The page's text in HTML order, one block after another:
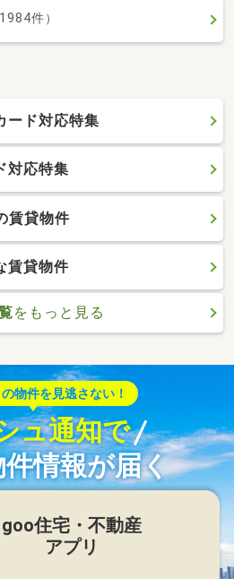
件）
ード対応特集
対応特集
賃貸物件
賃貸物件
をもっと見る
物件を見逃さない！
ュ通知で
情報が届く
goo住宅・不動産
アプリ